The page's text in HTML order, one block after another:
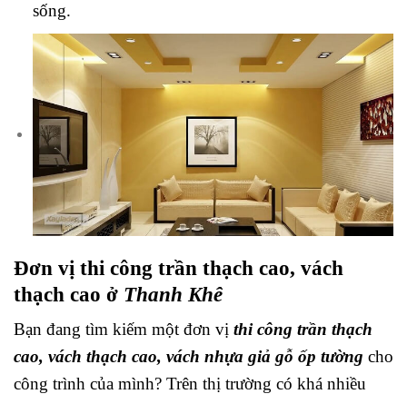
sống.
Đơn vị thi công trần thạch cao, vách
thạch cao ở Thanh Khê
Bạn đang tìm kiếm một đơn vị thi công trần thạch
cao, vách thạch cao, vách nhựa giả gỗ ốp tường cho
công trình của mình? Trên thị trường có khá nhiều